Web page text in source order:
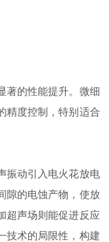
的性能提升。微细
精度控制，特别适合
动引入电火花放电
隙的电蚀产物，使放
超声场则能促进反应
技术的局限性，构建